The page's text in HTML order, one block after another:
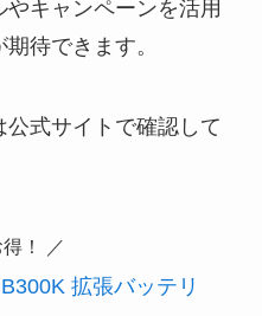
キャンペーンを活用
待できます。
式サイトで確認して
！ ／
拡張バッテリ